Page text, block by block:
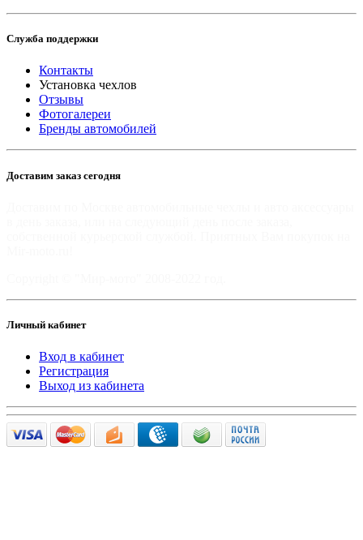
Служба поддержки
Контакты
Установка чехлов
Отзывы
Фотогалереи
Бренды автомобилей
Доставим заказ сегодня
Личный кабинет
Вход в кабинет
Регистрация
Выход из кабинета